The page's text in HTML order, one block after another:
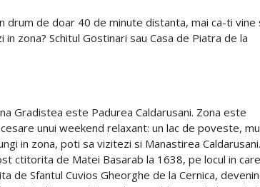
drum de doar 40 de minute distanta, mai ca-ti vine
zona? Schitul Gostinari sau Casa de Piatra de la
Gradistea este Padurea Caldarusani. Zona este
unui weekend relaxant: un lac de poveste,
in zona, poti sa vizitezi si Manastirea Caldarusani.
ctitorita de Matei Basarab la 1638, pe locul in care
Sfantul Cuvios Gheorghe de la Cernica,